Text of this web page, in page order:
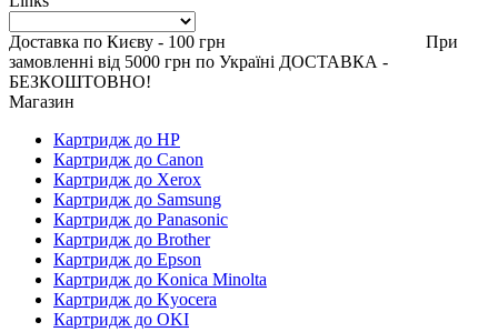
Доставка по Києву - 100 грн При
замовленні від 5000 грн по Україні ДОСТАВКА -
БЕЗКОШТОВНО!
Магазин
Картридж до HP
Картридж до Canon
Картридж до Xerox
Картридж до Samsung
Картридж до Panasonic
Картридж до Brother
Картридж до Epson
Картридж до Konica Minolta
Картридж до Kyocera
Картридж до OKI